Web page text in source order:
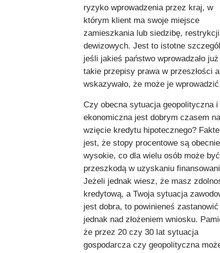
ryzyko wprowadzenia przez kraj, w
którym klient ma swoje miejsce
zamieszkania lub siedzibę, restrykcji
dewizowych. Jest to istotne
jeśli jakieś państwo wprowadzało już
takie przepisy prawa w przeszłości
wskazywało, że może je
Czy obecna sytuacja geopolityczna i
ekonomiczna jest dobrym czasem na
wzięcie kredytu hipotecznego?
jest, że stopy procentowe są obecnie
wysokie, co dla wielu osób może być
przeszkodą w uzyskaniu
Jeżeli jednak wiesz, że masz
kredytową, a Twoja sytuacja
jest dobra, to powinieneś
jednak nad złożeniem wniosku.
że przez 20 czy 30 lat sytuacja
gospodarcza czy geopolityczna